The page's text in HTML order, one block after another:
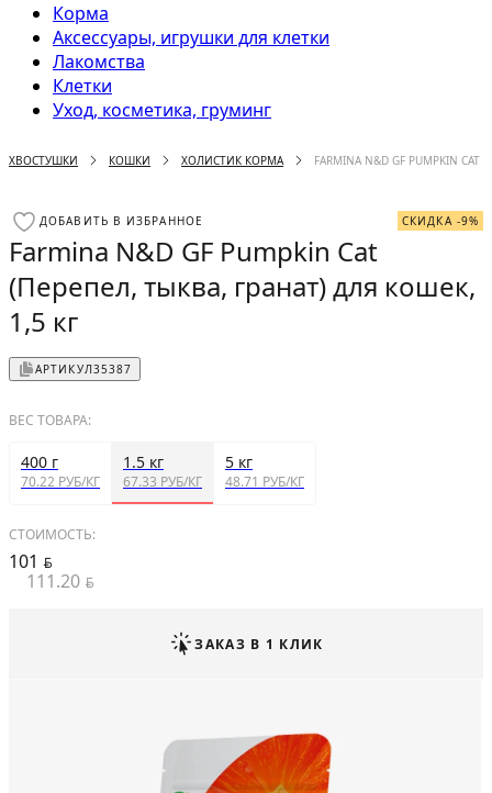
Корма
Аксессуары, игрушки для клетки
Лакомства
Клетки
Уход, косметика, груминг
ХВОСТУШКИ КОШКИ ХОЛИСТИК КОРМА FARMINA N&D GF PUMPKIN
ДОБАВИТЬ В ИЗБРАННОЕ СКИДКА -9%
Farmina N&D GF Pumpkin Cat
(Перепел, тыква, гранат) для кошек,
1,5 кг
АРТИКУЛ35387
ВЕС ТОВАРА:
400 г
70.22 РУБ/КГ
1.5 кг
67.33 РУБ/КГ
5 кг
48.71 РУБ/КГ
СТОИМОСТЬ:
101 BYN
111.20 BYN
ЗАКАЗ В 1 КЛИК